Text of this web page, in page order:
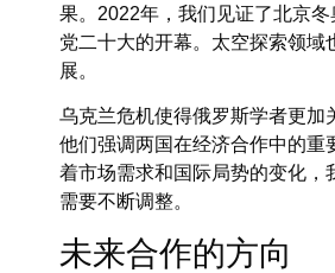
果。2022年，我们见证了北京
党二十大的开幕。太空探索领域
展。
乌克兰危机使得俄罗斯学者更加
他们强调两国在经济合作中的重
着市场需求和国际局势的变化，
需要不断调整。
未来合作的方向